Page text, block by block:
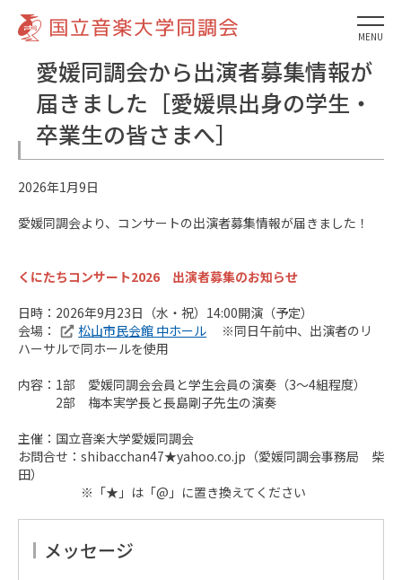
MENU
愛媛同調会から出演者募集情報が
届きました［愛媛県出身の学生・
卒業生の皆さまへ］
2026年1月9日
愛媛同調会より、コンサートの出演者募集情報が届きました！
くにたちコンサート2026 出演者募集のお知らせ
日時：2026年9月23日（水・祝）14:00開演（予定）
会場：
松山市民会館 中ホール
※同日午前中、出演者のリ
ハーサルで同ホールを使用
内容：1部 愛媛同調会会員と学生会員の演奏（3～4組程度）
2部 梅本実学長と長島剛子先生の演奏
主催：国立音楽大学愛媛同調会
お問合せ：shibacchan47★yahoo.co.jp（愛媛同調会事務局 柴
田）
※「★」は「@」に置き換えてください
メッセージ